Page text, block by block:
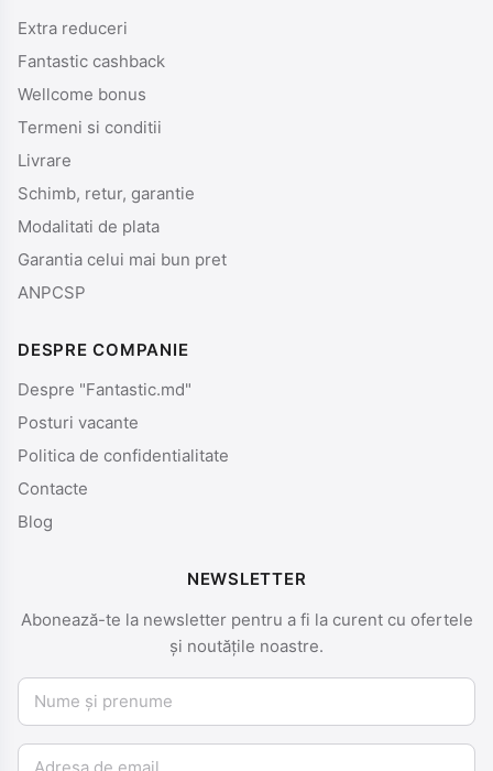
Extra reduceri
Fantastic cashback
Wellcome bonus
Termeni si conditii
Livrare
Schimb, retur, garantie
Modalitati de plata
Garantia celui mai bun pret
ANPCSP
DESPRE COMPANIE
Despre "Fantastic.md"
Posturi vacante
Politica de confidentialitate
Contacte
Blog
NEWSLETTER
Abonează-te la newsletter pentru a fi la curent cu ofertele
și noutățile noastre.
Nume și prenume
Email